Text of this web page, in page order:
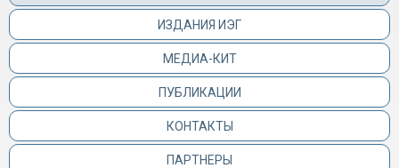
ИЗДАНИЯ ИЭГ
МЕДИА-КИТ
ПУБЛИКАЦИИ
КОНТАКТЫ
ПАРТНЕРЫ